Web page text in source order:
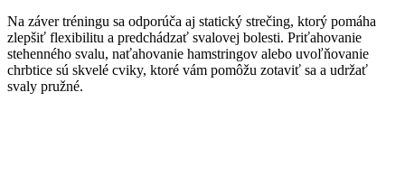
Na záver tréningu sa odporúča aj statický strečing, ktorý pomáha
zlepšiť flexibilitu a predchádzať svalovej bolesti. Priťahovanie
stehenného svalu, naťahovanie hamstringov alebo uvoľňovanie
chrbtice sú skvelé cviky, ktoré vám pomôžu zotaviť sa a udržať
svaly pružné.